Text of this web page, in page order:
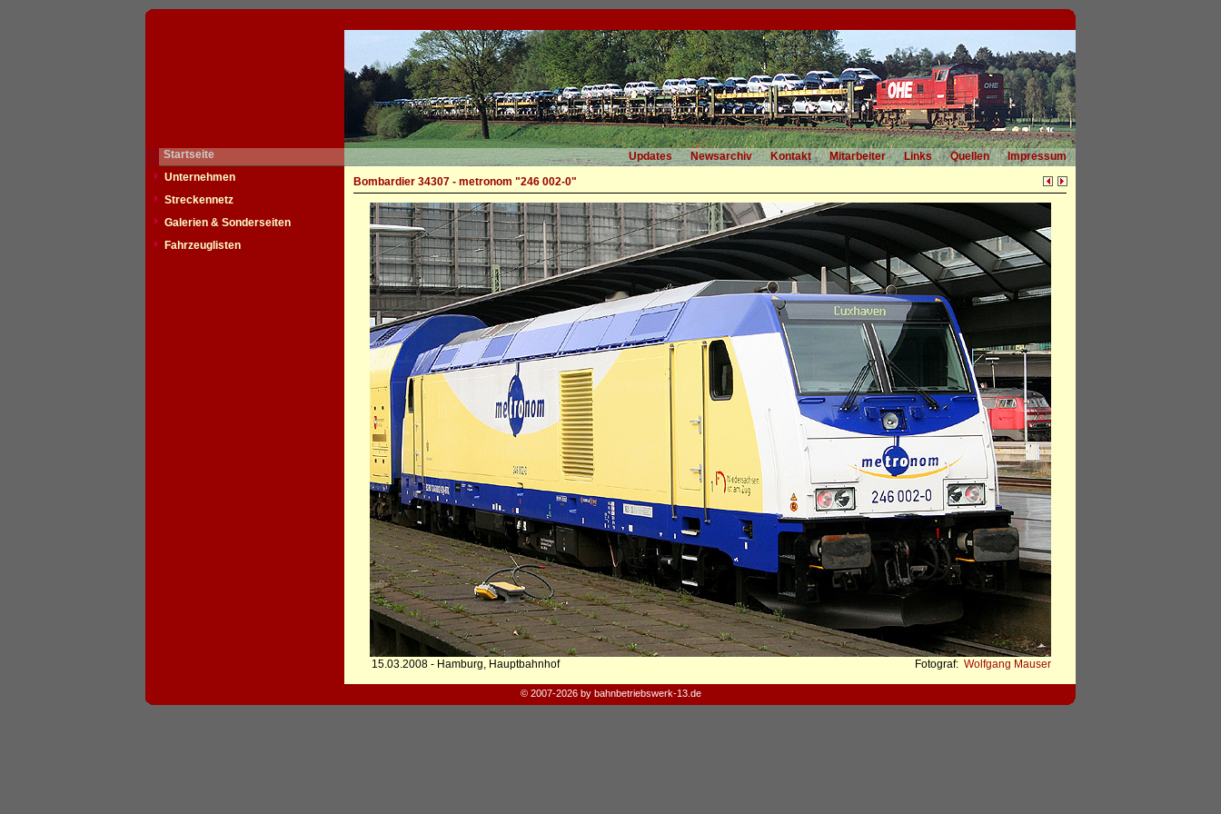
Startseite Updates Newsarchiv Kontakt Mitarbeiter Links Quellen
Impressum
Unternehmen
Streckennetz
Galerien & Sonderseiten
Fahrzeuglisten
Bombardier 34307 - metronom "246 002-0"
15.03.2008 - Hamburg, Hauptbahnhof Fotograf: Wolfgang Mauser
© 2007-2026 by bahnbetriebswerk-13.de